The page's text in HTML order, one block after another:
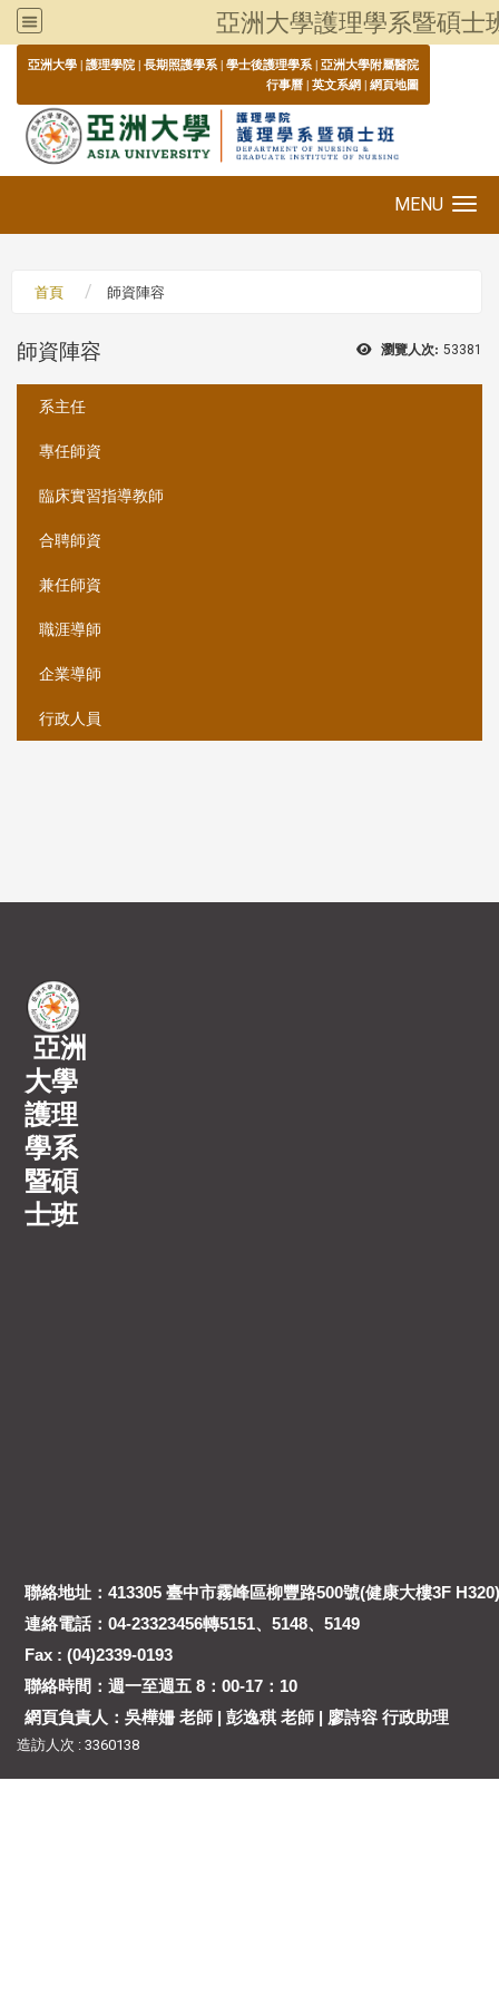
亞洲大學護理學系暨碩士
亞洲大學 | 護理學院 | 長期照護學系 | 學士後護理學系 | 亞洲大學附屬醫院
行事曆 | 英文系網 | 網頁地圖
MENU
首頁 師資陣容
瀏覽人次: 53381
師資陣容
系主任
專任師資
臨床實習指導教師
合聘師資
兼任師資
職涯導師
企業導師
行政人員
亞洲
大學
護理
學系
暨碩
士班
聯絡地址：413305 臺中市霧峰區柳豐路500號(健康大樓3F H320)
連絡電話：04-23323456轉5151、5148、5149
Fax : (04)2339-0193
聯絡時間：週一至週五 8：00-17：10
網頁負責人：吳樺姍 老師 | 彭逸稘 老師 | 廖詩容 行政助理
造訪人次 : 3360138